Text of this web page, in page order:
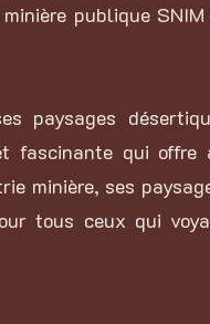
publique
paysages
fascinante qui offre
minière, ses
tous ceux qui